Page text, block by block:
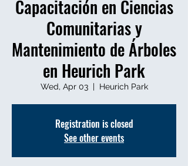
Capacitación en Ciencias
Comunitarias y
Mantenimiento de Árboles
en Heurich Park
Wed, Apr 03
  |
Heurich Park
Registration is closed
See other events